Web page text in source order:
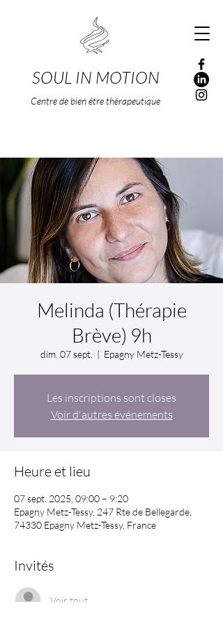
SOUL IN MOTION
Centre de bien être thérapeutique
Melinda (Thérapie
Brève) 9h
dim. 07 sept.
  |
Epagny Metz-Tessy
Les inscriptions sont closes
Voir d'autres événements
Heure et lieu
07 sept. 2025, 09:00 – 9:20
Epagny Metz-Tessy, 247 Rte de Bellegarde,
74330 Epagny Metz-Tessy, France
Invités
Voir tout